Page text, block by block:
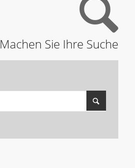
Machen Sie Ihre Suche